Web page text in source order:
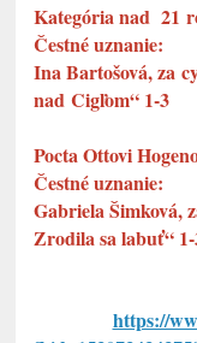
Kategória nad 21
Čestné uznanie:
Ina Bartošová, za
nad Cigľom“ 1-3
Pocta Ottovi
Čestné uznanie:
Gabriela Šimková,
Zrodila sa labuť“
https://